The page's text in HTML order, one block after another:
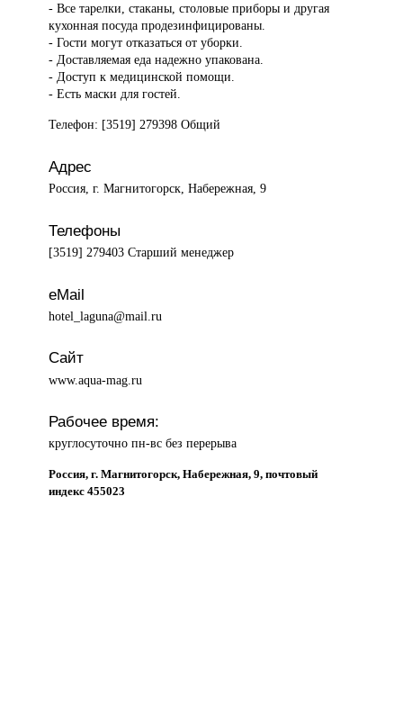
- Все тарелки, стаканы, столовые приборы и другая
кухонная посуда продезинфицированы.
- Гости могут отказаться от уборки.
- Доставляемая еда надежно упакована.
- Доступ к медицинской помощи.
- Есть маски для гостей.
Телефон: [3519] 279398 Общий
Адрес
Россия, г. Магнитогорск, Набережная, 9
Телефоны
[3519] 279403 Старший менеджер
eMail
hotel_laguna@mail.ru
Сайт
www.aqua-mag.ru
Рабочее время:
круглосуточно пн-вс без перерыва
Россия, г. Магнитогорск, Набережная, 9, почтовый
индекс 455023